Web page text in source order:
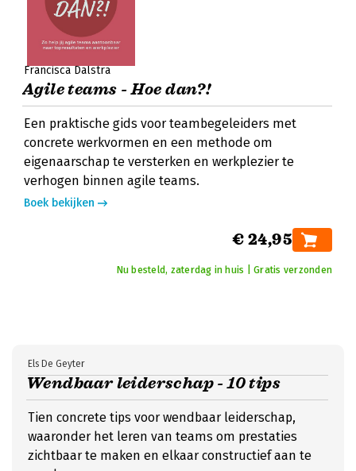
Francisca Dalstra
Agile teams - Hoe dan?!
Een praktische gids voor teambegeleiders met
concrete werkvormen en een methode om
eigenaarschap te versterken en werkplezier te
verhogen binnen agile teams.
Boek bekijken
€ 24,95
Nu besteld, zaterdag in huis | Gratis verzonden
Wendbaar leiderschap - 10 tips
Els De Geyter
Tien concrete tips voor wendbaar leiderschap,
waaronder het leren van teams om prestaties
zichtbaar te maken en elkaar constructief aan te